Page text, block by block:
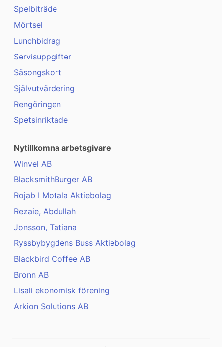
Spelbiträde
Mörtsel
Lunchbidrag
Servisuppgifter
Säsongskort
Självutvärdering
Rengöringen
Spetsinriktade
Nytillkomna arbetsgivare
Winvel AB
BlacksmithBurger AB
Rojab I Motala Aktiebolag
Rezaie, Abdullah
Jonsson, Tatiana
Ryssbybygdens Buss Aktiebolag
Blackbird Coffee AB
Bronn AB
Lisali ekonomisk förening
Arkion Solutions AB